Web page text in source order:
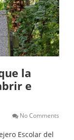
la
e
No Comments
Escolar del